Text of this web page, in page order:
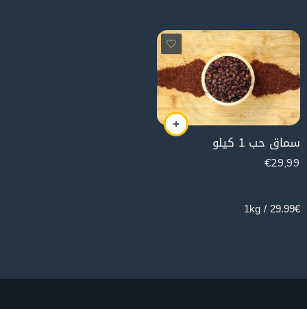
سماق حب 1 كيلو
€29,99
29.99€ / 1kg